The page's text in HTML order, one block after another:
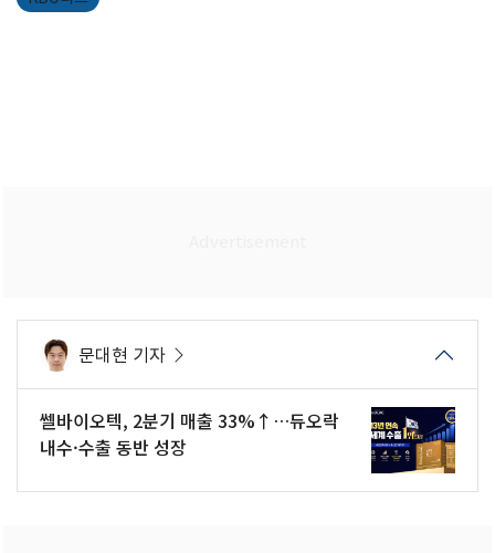
문대현 기자
쎌바이오텍, 2분기 매출 33%↑…듀오락
내수·수출 동반 성장